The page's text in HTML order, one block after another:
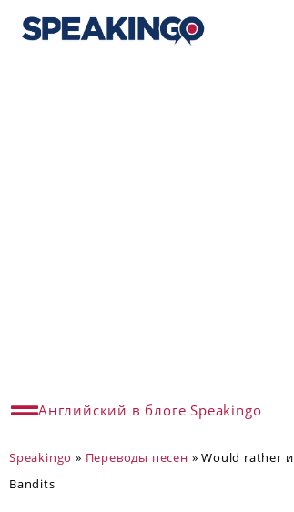
Английский в блоге Speakingo
Speakingo » Переводы песен »Would rather и
Bandits